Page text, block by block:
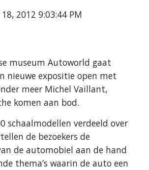
2012 9:03:44 PM
museum Autoworld gaat
nieuwe expositie open met
meer Michel Vaillant,
komen aan bod.
schaalmodellen verdeeld over
de bezoekers de
de automobiel aan de hand
thema’s waarin de auto een